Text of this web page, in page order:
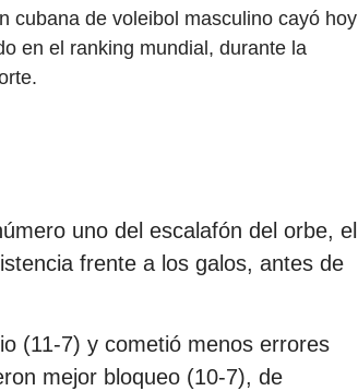
cubana de voleibol masculino cayó hoy
en el ranking mundial, durante la
uno del escalafón del orbe, el
frente a los galos, antes de
(11-7) y cometió menos errores
mejor bloqueo (10-7), de